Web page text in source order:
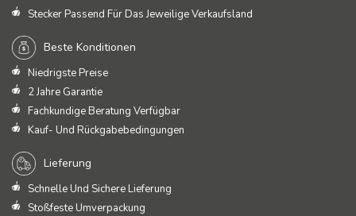
Stecker Passend Für Das Jeweilige Verkaufsland
Beste Konditionen
Niedrigste Preise
2 Jahre Garantie
Fachkundige Beratung Verfügbar
Kauf- Und Rückgabebedingungen
Lieferung
Schnelle Und Sichere Lieferung
Stoßfeste Umverpackung